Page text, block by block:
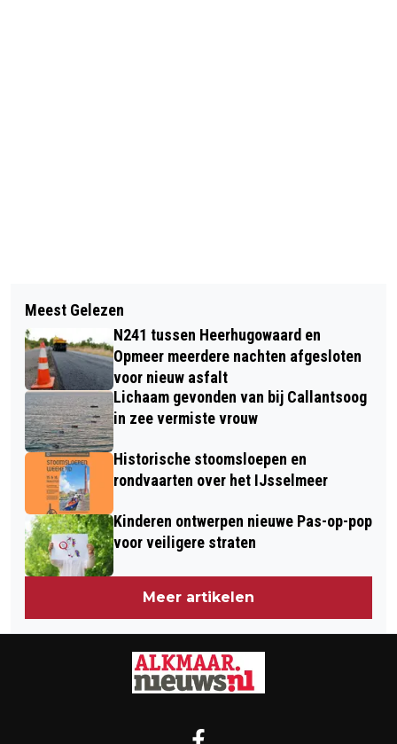
SPORT VITAAL BIEDT ACTIEF
ZOMERPROGRAMMA AAN
NIJLPAARDEN EN WONDERBAARLIJKE
VLIEGMACHINES BIJ LAATSTE ZOMER
IN DE MARE-WEEKEND
Meest Gelezen
N241 tussen Heerhugowaard en
Opmeer meerdere nachten afgesloten
voor nieuw asfalt
Lichaam gevonden van bij Callantsoog
in zee vermiste vrouw
Historische stoomsloepen en
rondvaarten over het IJsselmeer
Kinderen ontwerpen nieuwe Pas-op-pop
voor veiligere straten
Meer artikelen